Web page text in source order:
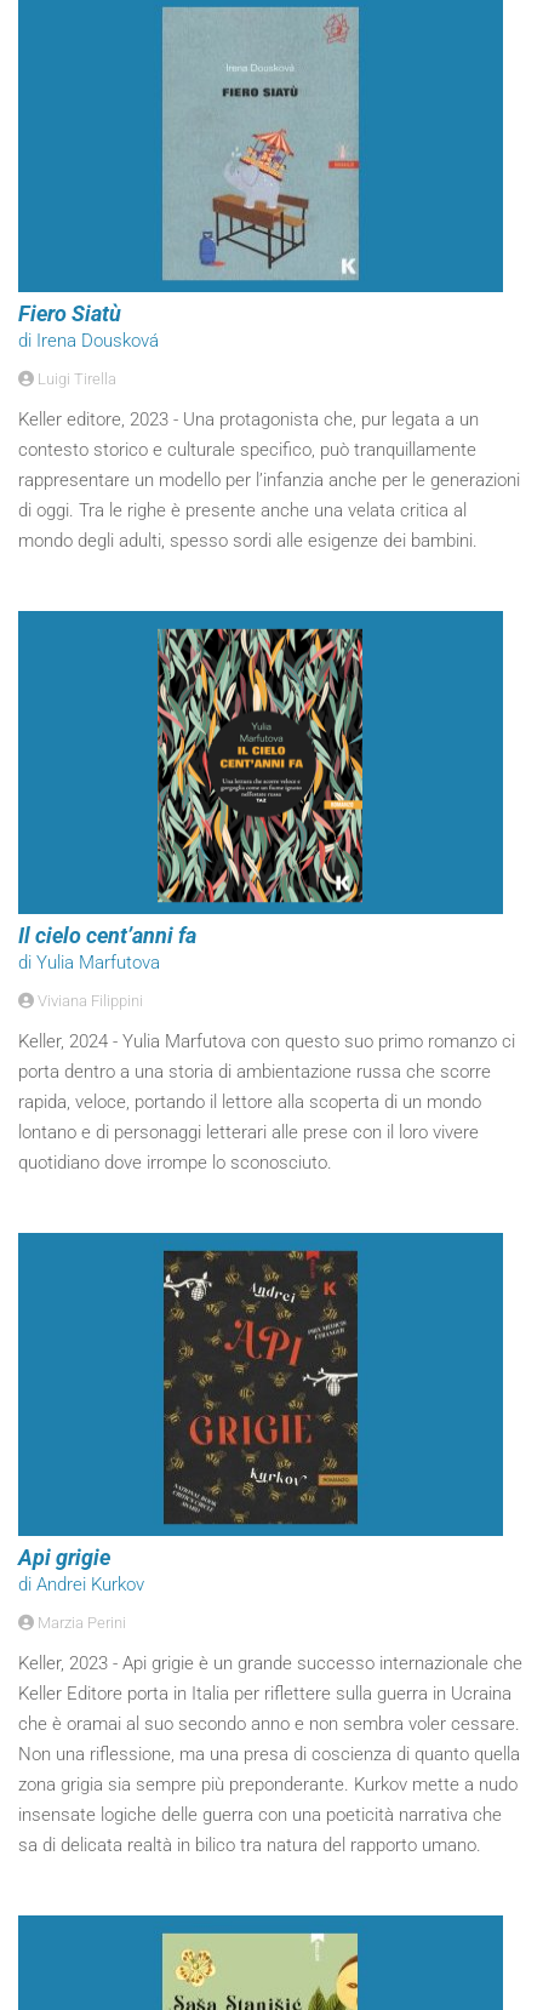
Fiero Siatù
di Irena Dousková
Luigi Tirella
Keller editore, 2023 - Una protagonista che, pur legata a un
contesto storico e culturale specifico, può tranquillamente
rappresentare un modello per l’infanzia anche per le generazioni
di oggi. Tra le righe è presente anche una velata critica al
mondo degli adulti, spesso sordi alle esigenze dei bambini.
Il cielo cent’anni fa
di Yulia Marfutova
Viviana Filippini
Keller, 2024 - Yulia Marfutova con questo suo primo romanzo ci
porta dentro a una storia di ambientazione russa che scorre
rapida, veloce, portando il lettore alla scoperta di un mondo
lontano e di personaggi letterari alle prese con il loro vivere
quotidiano dove irrompe lo sconosciuto.
Api grigie
di Andrei Kurkov
Marzia Perini
Keller, 2023 - Api grigie è un grande successo internazionale che
Keller Editore porta in Italia per riflettere sulla guerra in Ucraina
che è oramai al suo secondo anno e non sembra voler cessare.
Non una riflessione, ma una presa di coscienza di quanto quella
zona grigia sia sempre più preponderante. Kurkov mette a nudo
insensate logiche delle guerra con una poeticità narrativa che
sa di delicata realtà in bilico tra natura del rapporto umano.